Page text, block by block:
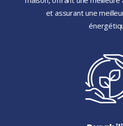
et assurant une